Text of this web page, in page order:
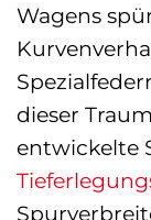
Wagens
dieser
entwickelte